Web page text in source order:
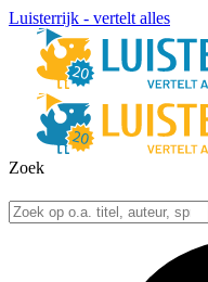
Luisterrijk - vertelt alles
Zoek